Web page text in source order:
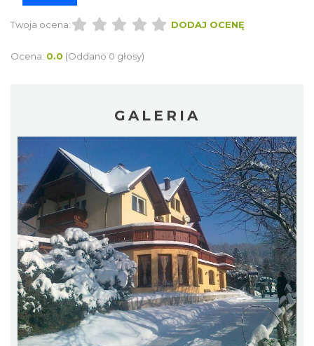
Twoja ocena: DODAJ OCENĘ
Ocena: 0.0 (Oddano 0 głosy)
GALERIA